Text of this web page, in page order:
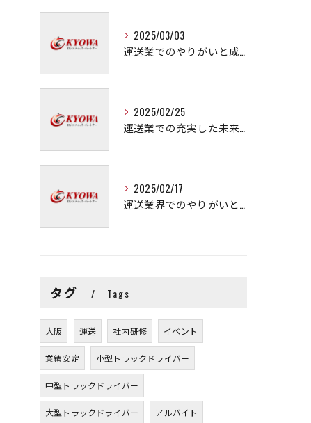
2025/03/03
運送業でのやりがいと成長の秘訣
2025/02/25
運送業での充実した未来を拓く方法
2025/02/17
運送業界でのやりがいと可能性
タグ Tags
大阪 運送 社内研修 イベント
業績安定 小型トラックドライバー
中型トラックドライバー
大型トラックドライバー アルバイト